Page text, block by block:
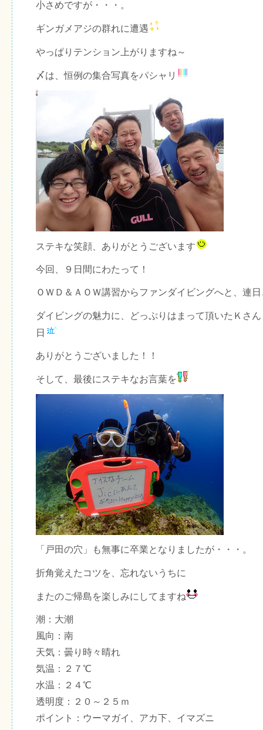
小さめですが・・・。
ギンガメアジの群れに遭遇
やっぱりテンション上がりますね～
〆は、恒例の集合写真をパシャリ
ステキな笑顔、ありがとうございます
今回、９日間にわたって！
ＯＷＤ＆ＡＯＷ講習からファンダイビングへと、連
ダイビングの魅力に、どっぷりはまって頂いたＫさ
日
ありがとうございました！！
そして、最後にステキなお言葉を
「戸田の穴」も無事に卒業となりましたが・・・。
折角覚えたコツを、忘れないうちに
またのご帰島を楽しみにしてますね
潮：大潮
風向：南
天気：曇り時々晴れ
気温：２７℃
水温：２４℃
透明度：２０～２５ｍ
ポイント：ウーマガイ、アカ下、イマズニ